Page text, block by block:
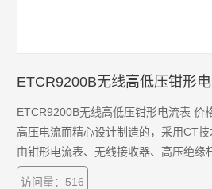
ETCR9200B无线高低压钳形
ETCR9200B无线高低压钳形电流表 价
高压电流而精心设计制造的，采用CT技
由钳形电流表、无线接收器、高压绝缘
能直线30米内接收被测数据。
访问量：516